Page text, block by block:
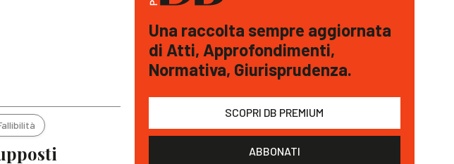
Una raccolta sempre aggiornata
di Atti, Approfondimenti,
Normativa, Giurisprudenza.
SCOPRI DB PREMIUM
ABBONATI